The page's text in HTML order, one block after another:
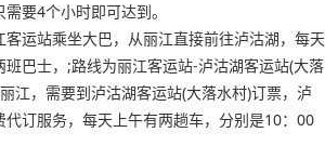
要4个小时即可达到。
运站乘坐大巴，从丽江直接前往泸沽湖，每天
巴士，;路线为丽江客运站-泸沽湖客运站(大落
江，需要到泸沽湖客运站(大落水村)订票，泸
订服务，每天上午有两趟车，分别是10：00